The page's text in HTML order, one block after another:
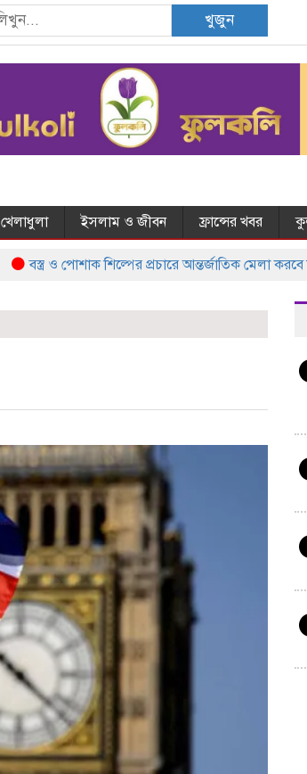
খুজুন
খেলাধুলা ইসলাম ও জীবন ফ্রান্সের খবর
বস্ত্র ও পোশাক শিল্পের প্রচারে আন্তর্জাতিক মেলা করবে